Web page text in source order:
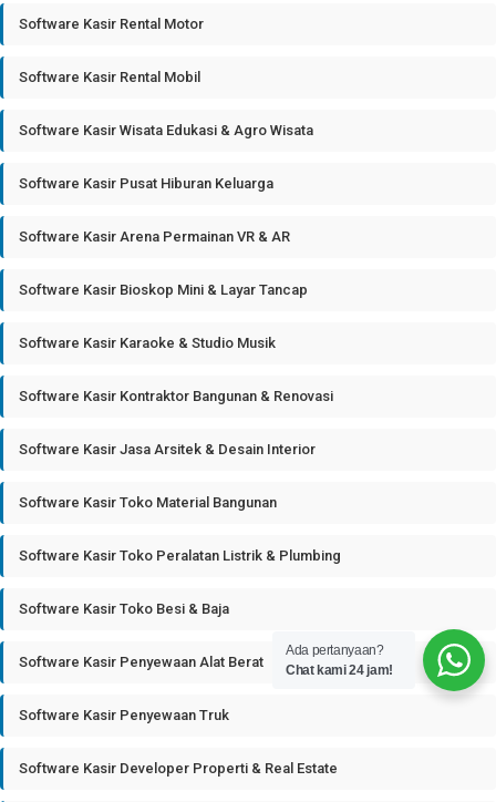
Software Kasir Rental Motor
Software Kasir Rental Mobil
Software Kasir Wisata Edukasi & Agro Wisata
Software Kasir Pusat Hiburan Keluarga
Software Kasir Arena Permainan VR & AR
Software Kasir Bioskop Mini & Layar Tancap
Software Kasir Karaoke & Studio Musik
Software Kasir Kontraktor Bangunan & Renovasi
Software Kasir Jasa Arsitek & Desain Interior
Software Kasir Toko Material Bangunan
Software Kasir Toko Peralatan Listrik & Plumbing
Software Kasir Toko Besi & Baja
Software Kasir Penyewaan Alat Berat
Software Kasir Penyewaan Truk
Software Kasir Developer Properti & Real Estate
Ada pertanyaan?
Chat kami 24 jam!